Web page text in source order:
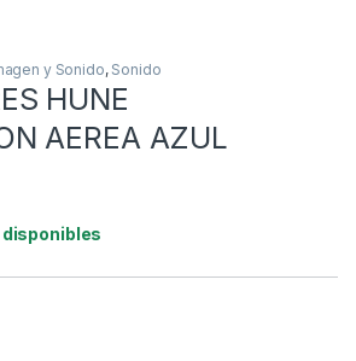
y Sonido, Sonido
HUNE
AEREA AZUL
disponibles